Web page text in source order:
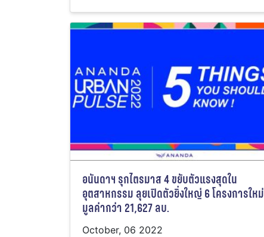
อนันดาฯ รุกไตรมาส 4 ขยับตัวแรงสุดใน
อุตสาหกรรม ลุยเปิดตัวยิ่งใหญ่ 6 โครงการใหม่
มูลค่ากว่า 21,627 ลบ.
October, 06 2022